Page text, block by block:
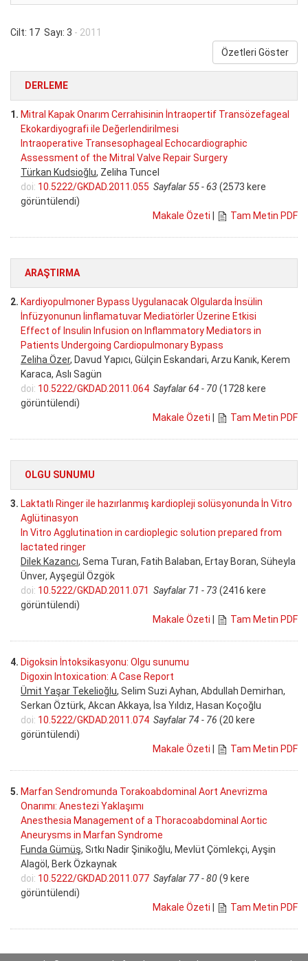
Cilt: 17 Sayı: 3 - 2011
Özetleri Göster
DERLEME
1. Mitral Kapak Onarım Cerrahisinin İntraopertif Transözefageal
Ekokardiyografi ile Değerlendirilmesi
Intraoperative Transesophageal Echocardiographic
Assessment of the Mitral Valve Repair Surgery
Türkan Kudsioğlu, Zeliha Tuncel
doi: 10.5222/GKDAD.2011.055 Sayfalar 55 - 63 (2573 kere
görüntülendi)
Makale Özeti | Tam Metin PDF
ARAŞTIRMA
2. Kardiyopulmoner Bypass Uygulanacak Olgularda İnsülin
İnfüzyonunun İinflamatuvar Mediatörler Üzerine Etkisi
Effect of Insulin Infusion on Inflammatory Mediators in
Patients Undergoing Cardiopulmonary Bypass
Zeliha Özer, Davud Yapıcı, Gülçin Eskandari, Arzu Kanık, Kerem
Karaca, Aslı Sagün
doi: 10.5222/GKDAD.2011.064 Sayfalar 64 - 70(1728 kere
görüntülendi)
Makale Özeti | Tam Metin PDF
OLGU SUNUMU
3. Laktatlı Ringer ile hazırlanmış kardiopleji solüsyonunda İn Vitro
Aglütinasyon
In Vitro Agglutination in cardioplegic solution prepared from
lactated ringer
Dilek Kazancı, Sema Turan, Fatih Balaban, Ertay Boran, Süheyla
Ünver, Ayşegül Özgök
doi: 10.5222/GKDAD.2011.071 Sayfalar 71 - 73 (2416 kere
görüntülendi)
Makale Özeti | Tam Metin PDF
4. Digoksin İntoksikasyonu: Olgu sunumu
Digoxin Intoxication: A Case Report
Ümit Yaşar Tekelioğlu, Selim Suzi Ayhan, Abdullah Demirhan,
Serkan Öztürk, Akcan Akkaya, İsa Yıldız, Hasan Koçoğlu
doi: 10.5222/GKDAD.2011.074 Sayfalar 74 - 76 (20 kere
görüntülendi)
Makale Özeti | Tam Metin PDF
5. Marfan Sendromunda Torakoabdominal Aort Anevrizma
Onarımı: Anestezi Yaklaşımı
Anesthesia Management of a Thoracoabdominal Aortic
Aneurysms in Marfan Syndrome
Funda Gümüş, Sıtkı Nadir Şinikoğlu, Mevlüt Çömlekçi, Ayşin
Alagöl, Berk Özkaynak
doi: 10.5222/GKDAD.2011.077 Sayfalar 77 - 80(9 kere
görüntülendi)
Makale Özeti | Tam Metin PDF